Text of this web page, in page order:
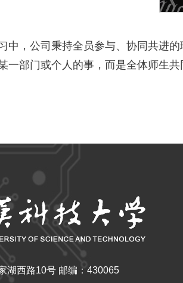
中，公司秉持全员参与、协同共进
一部门或个人的事，而是全体师生
湖西路10号 邮编：430065